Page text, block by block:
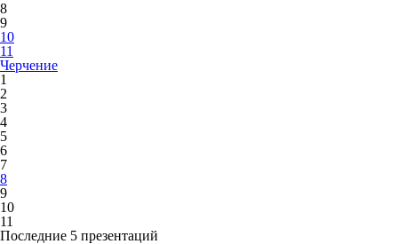
8
9
10
11
Черчение
1
2
3
4
5
6
7
8
9
10
11
Последние 5 презентаций